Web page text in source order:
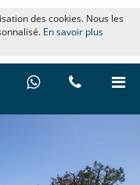
des cookies. Nous les
En savoir plus